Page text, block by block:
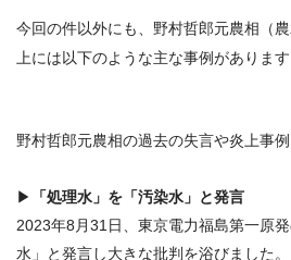
今回の件以外にも、野村哲郎元農相（
上には以下のような主な事例があります
野村哲郎元農相の過去の失言や炎上事例
▶
「処理水」を「汚染水」と発言
2023年8月31日、東京電力福島第一原
水 」と発言し大きな批判を浴びました。